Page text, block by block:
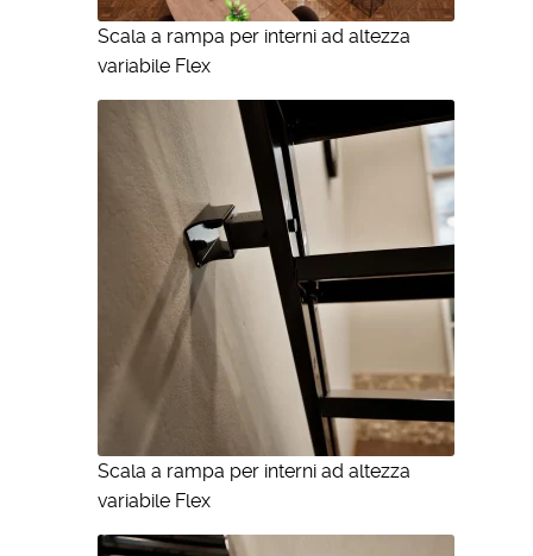
Scala a rampa per interni ad altezza
variabile Flex
Scala a rampa per interni ad altezza
variabile Flex